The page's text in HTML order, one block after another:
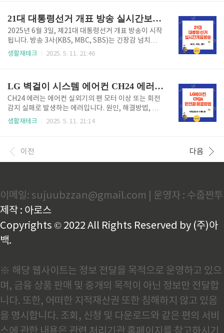
하, 회로 고장과 관련된 중대 오류입니다. 특히 무리한
냉방 운전이나 실외기 고온 상태에서 자주 발생하므로,
빠른 진단과 수리 조치가 필수적입니다. 빠르게 CH25
문제 해결하려면 아래 "CH25 에러 해결방법 바로보
기" 를 이용하시길 바랍니다. CH25 에러 해결방법 👆
21대 대통령선거 개표 방송 실시간보기(KBS,MBC,SBS)
2025년 6월 3일, 제21대 대통령선거 개표 방송이 시작
됩니다. 방송 3사(KBS, MBC, SBS)는 긴장감 넘치는
개표 상황을 생중계할 예정이며, 이를 실시간으로 확인
게까지 생중계로 이어질 예정입니다. 개표방송 바로보
기👆 . 1.개표 방송 시청 방법 1. 각 방송사의 공식 홈페
이지 또는 실시간 스트리밍 채널 이용2. MBC는 전용 스
트리밍 링크를 통해 바로 접속 가능: https://onair.im
bc.com/3. 모바일에서는 각 방송사 앱을 통해도 시청
1..
생활재테크 2025. 5. 11. 21:46
LG 벽걸이 시스템 에어컨 CH24 에러 원인과 수리비용 정리
CH24 에러는 에어컨 실외기의 팬 모터 이상 또는 회전
감지 실패로 발생하는 에러입니다. 원인, 해결방법, 수
리비용, 수리업체 정보까지 모두 확인하세요.빠르게 C
4 에러코드가 뜨고 작동이 중단되었다면, 이는 실외기
팬 모터의 회전 이상 또는 회전 감지 실패가 원인입니
체 정보까지 깔끔하게 정리해드립니다. 🔍 CH24 에러
코드 원인 CH24는 실외기 팬 모터가 정상적으로 회전
하지 않거나, 회전을 감지하는 회로에 문제가 있..
생활재테크 2025. 5. 11. 21:14
이전 다음
이메일: sujuubzzan@gmail.com | 운영자 : 수줍짠투
제작 : 아로스
Copyrights © 2022 All Rights Reserved by (주)아
백.
※ 해당 웹사이트는 정보 전달을 목적으로 운영하고 있으
며, 금융 상품 판매 및 중개의 목적이 아닌 정보만 전달합
니다. 또한, 어떠한 지적재산권 또한 침해하지 않고 있음
을 명시합니다. 조회, 신청 및 다운로드와 같은 편의 서비